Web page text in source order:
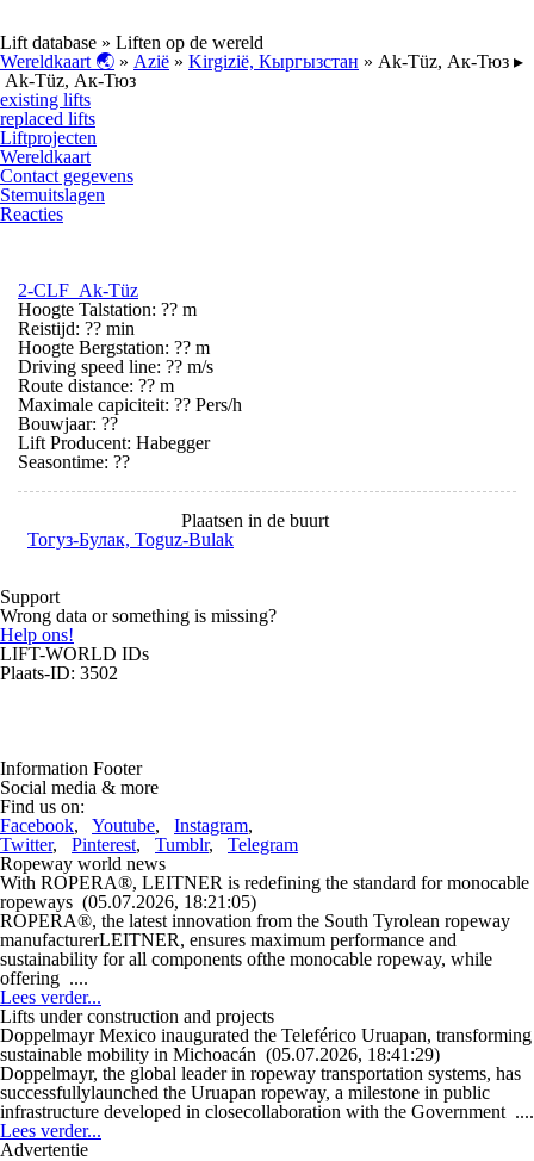
Lift database » Liften op de wereld
Wereldkaart 🌏 » Azië » Kirgizië, Кыргызстан » Ak-Tüz, Ак-Тюз ▸
Ak-Tüz, Ак-Тюз
existing lifts
replaced lifts
Liftprojecten
Wereldkaart
Contact gegevens
Stemuitslagen
Reacties
2-CLF Ak-Tüz
Hoogte Talstation: ?? m
Reistijd: ?? min
Hoogte Bergstation: ?? m
Driving speed line: ?? m/s
Route distance: ?? m
Maximale capiciteit: ?? Pers/h
Bouwjaar: ??
Lift Producent: Habegger
Seasontime: ??
Plaatsen in de buurt
Тогуз-Булак, Toguz-Bulak
Support
Wrong data or something is missing?
Help ons!
LIFT-WORLD IDs
Plaats-ID: 3502
Information Footer
Social media & more
Find us on:
Facebook, Youtube, Instagram,
Twitter, Pinterest, Tumblr, Telegram
Ropeway world news
With ROPERA®, LEITNER is redefining the standard for monocable
ropeways (05.07.2026, 18:21:05)
ROPERA®, the latest innovation from the South Tyrolean ropeway
manufacturerLEITNER, ensures maximum performance and
sustainability for all components ofthe monocable ropeway, while
offering ....
Lees verder...
Lifts under construction and projects
Doppelmayr Mexico inaugurated the Teleférico Uruapan, transforming
sustainable mobility in Michoacán (05.07.2026, 18:41:29)
Doppelmayr, the global leader in ropeway transportation systems, has
successfullylaunched the Uruapan ropeway, a milestone in public
infrastructure developed in closecollaboration with the Government ....
Lees verder...
Advertentie